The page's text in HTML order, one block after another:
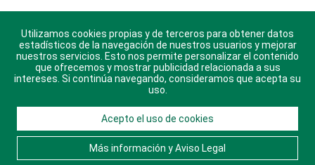
En pocas palabras
Escuchando al corazón
Economía Personal
Descarga nuestras aplicaciones para Android, iOS y
sistema Huawei.
© 2021 Diario Libre, todos los derechos reservados.
Consulta elAviso Legal. Ponte en Contacto
nosotros y conoce más sobre Diario Libre
Utilizamos cookies propias y de terceros para obtener datos
estadísticos de la navegación de nuestros usuarios y mejorar
nuestros servicios. Esto nos permite personalizar el contenido
que ofrecemos y mostrar publicidad relacionada a sus
intereses. Si continúa navegando, consideramos que acepta su
uso.
Acepto el uso de cookies
Más información y Aviso Legal